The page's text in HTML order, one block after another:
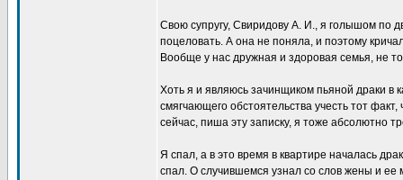
Свою супругу, Свиридову А. И., я голышом по
поцеловать. А она не поняла, и поэтому
Вообще у нас дружная и здоровая семья, не
Хоть я и являюсь зачинщиком пьяной драки в
смягчающего обстоятельства учесть тот
сейчас, пиша эту записку, я тоже абсолютно
Я спал, а в это время в квартире началась
спал. О случившемся узнал со слов жены и ее